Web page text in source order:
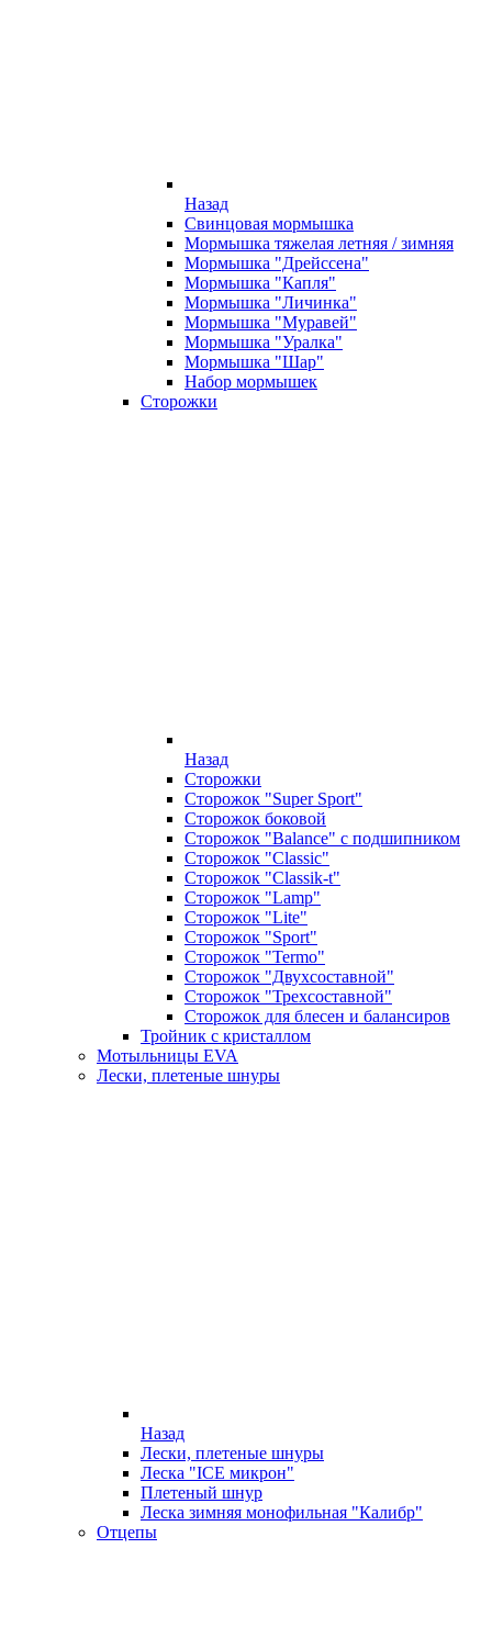
Назад
Свинцовая мормышка
Мормышка тяжелая летняя / зимняя
Мормышка "Дрейссена"
Мормышка "Капля"
Мормышка "Личинка"
Мормышка "Муравей"
Мормышка "Уралка"
Мормышка "Шар"
Набор мормышек
Сторожки
Назад
Сторожки
Сторожок "Super Sport"
Сторожок боковой
Сторожок "Balance" с подшипником
Сторожок "Classic"
Сторожок "Classik-t"
Сторожок "Lamp"
Сторожок "Lite"
Сторожок "Sport"
Сторожок "Termo"
Сторожок "Двухсоставной"
Сторожок "Трехсоставной"
Сторожок для блесен и балансиров
Тройник с кристаллом
Мотыльницы EVA
Лески, плетеные шнуры
Назад
Лески, плетеные шнуры
Леска "ICE микрон"
Плетеный шнур
Леска зимняя монофильная "Калибр"
Отцепы